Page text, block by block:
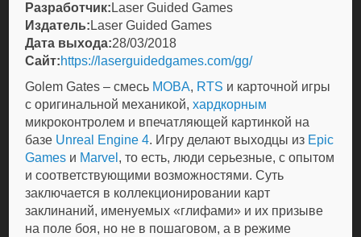
Разработчик: Laser Guided Games
Издатель: Laser Guided Games
Дата выхода:28/03/2018
Сайт:https://laserguidedgames.com/gg/
Golem Gates – смесь MOBA, RTS и карточной игры
с оригинальной механикой,хардкорным
микроконтролем и впечатляющей картинкой на
базе Unreal Engine 4. Игру делают выходцы из Epic
Games и Marvel , то есть, люди серьезные, с опытом
и соответствующими возможностями. Суть
заключается в коллекционировании карт
заклинаний, именуемых «глифами» и их призыве
на поле боя, но не в пошаговом, а в режиме